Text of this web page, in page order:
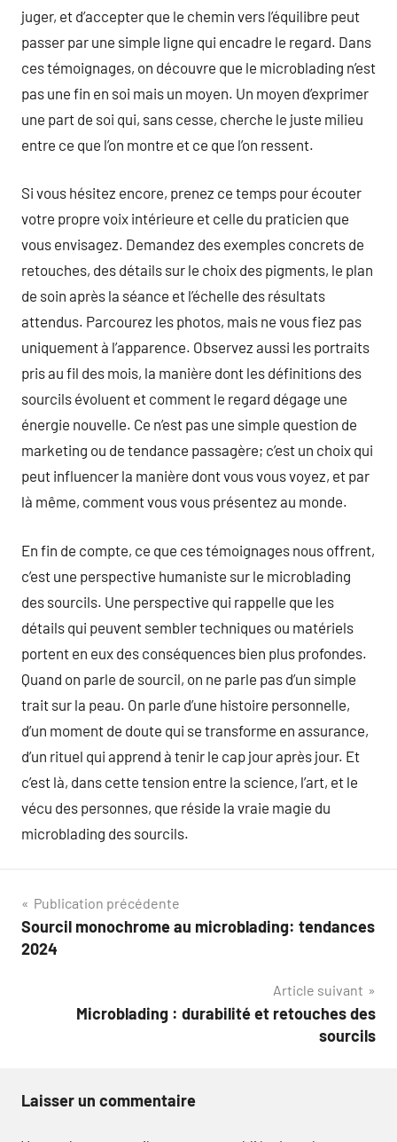
juger, et d’accepter que le chemin vers l’équilibre peut
passer par une simple ligne qui encadre le regard. Dans
ces témoignages, on découvre que le microblading n’est
pas une fin en soi mais un moyen. Un moyen d’exprimer
une part de soi qui, sans cesse, cherche le juste milieu
entre ce que l’on montre et ce que l’on ressent.
Si vous hésitez encore, prenez ce temps pour écouter
votre propre voix intérieure et celle du praticien que
vous envisagez. Demandez des exemples concrets de
retouches, des détails sur le choix des pigments, le plan
de soin après la séance et l’échelle des résultats
attendus. Parcourez les photos, mais ne vous fiez pas
uniquement à l’apparence. Observez aussi les portraits
pris au fil des mois, la manière dont les définitions des
sourcils évoluent et comment le regard dégage une
énergie nouvelle. Ce n’est pas une simple question de
marketing ou de tendance passagère; c’est un choix qui
peut influencer la manière dont vous vous voyez, et par
là même, comment vous vous présentez au monde.
En fin de compte, ce que ces témoignages nous offrent,
c’est une perspective humaniste sur le microblading
des sourcils. Une perspective qui rappelle que les
détails qui peuvent sembler techniques ou matériels
portent en eux des conséquences bien plus profondes.
Quand on parle de sourcil, on ne parle pas d’un simple
trait sur la peau. On parle d’une histoire personnelle,
d’un moment de doute qui se transforme en assurance,
d’un rituel qui apprend à tenir le cap jour après jour. Et
c’est là, dans cette tension entre la science, l’art, et le
vécu des personnes, que réside la vraie magie du
microblading des sourcils.
Navigation
de
Publication précédente
Sourcil monochrome au microblading: tendances
2024
Article suivant
Microblading : durabilité et retouches des
sourcils
Laisser un commentaire